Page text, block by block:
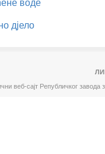
воде
дјело
веб-сајт Републичког